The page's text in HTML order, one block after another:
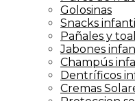
Golosinas
Snacks
Pañales y
Jabones
Champús
Dentríficos
Cremas